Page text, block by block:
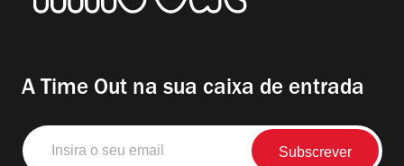
A Time Out na sua caixa de entrada
Insira
o